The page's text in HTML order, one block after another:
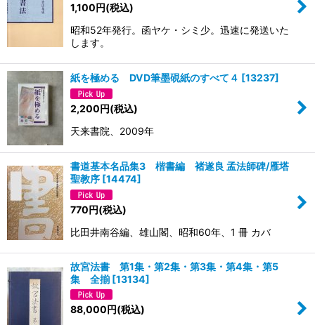
1,100円(税込)
昭和52年発行。函ヤケ・シミ少。迅速に発送いた
します。
紙を極める DVD筆墨硯紙のすべて４ [13237]
2,200円(税込)
天来書院、2009年
書道基本名品集3 楷書編 褚遂良 孟法師碑/雁塔
聖教序 [14474]
770円(税込)
比田井南谷編、雄山閣、昭和60年、1 冊 カバ
故宮法書 第1集・第2集・第3集・第4集・第5
集 全揃 [13134]
88,000円(税込)